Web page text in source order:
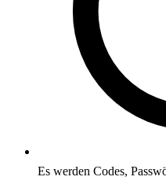
Es werden Codes,